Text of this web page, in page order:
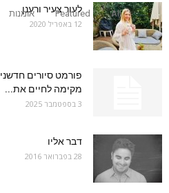
All
Featured אומנותלעור צעיר ורענן
12 באפריל 2020
פורמט סיורים
מקימה לחיים את...
3 בספטמבר 2025
דבר אליו
28 בפברואר 2016